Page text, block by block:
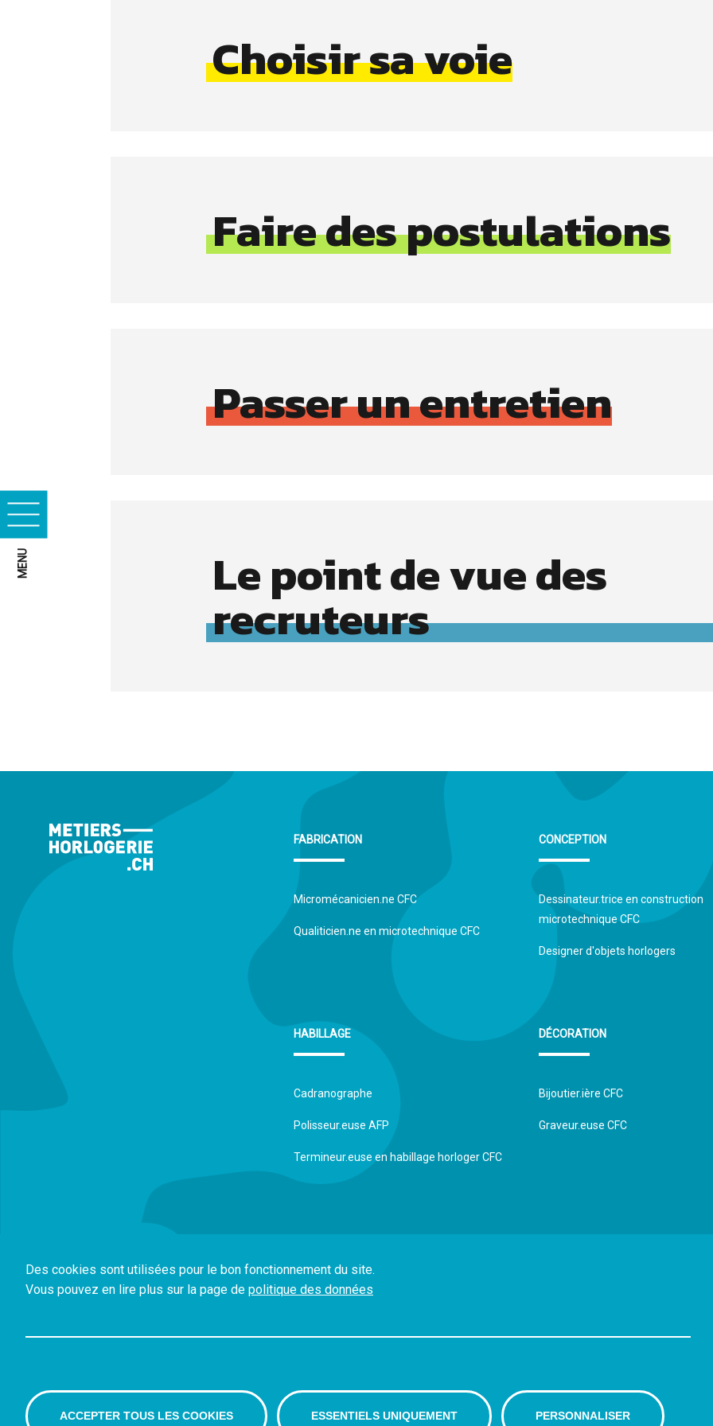
MENU
Choisir sa voie
Faire des postulations
Passer un entretien
Le point de vue des
recruteurs
FABRICATION
Micromécanicien.ne CFC
Qualiticien.ne en microtechnique CFC
CONCEPTION
Dessinateur.trice en construction
microtechnique CFC
Designer d'objets horlogers
HABILLAGE
Cadranographe
Polisseur.euse AFP
Termineur.euse en habillage horloger CFC
DÉCORATION
Bijoutier.ière CFC
Graveur.euse CFC
Made with <3
Politique des données
Des cookies sont utilisées pour le bon fonctionnement du site.
Vous pouvez en lire plus sur la page de politique des données
ACCEPTER TOUS LES COOKIES ESSENTIELS UNIQUEMENT PERSONNALISER
Cookies marketing